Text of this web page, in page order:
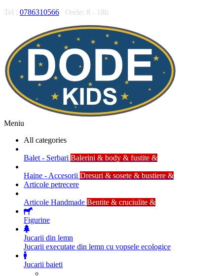
Tel : 0786310566 Orele: 8 - 18h
Meniu
All categories
Balet - Serbari Balerini & body & fustite &
Haine - Accesorii Dresuri & sosete & bustiere &
Articole petrecere
Articole Handmade Bentite & cruciulite &
Figurine
Jucarii din lemn
Jucarii executate din lemn cu vopsele ecologice
Jucarii baieti